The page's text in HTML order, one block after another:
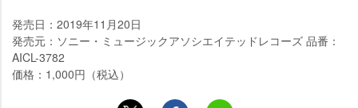
発売日：2019年11月20日
発売元：ソニー・ミュージックアソシエイテッドレコーズ 品番：
AICL-3782
価格：1,000円（税込）